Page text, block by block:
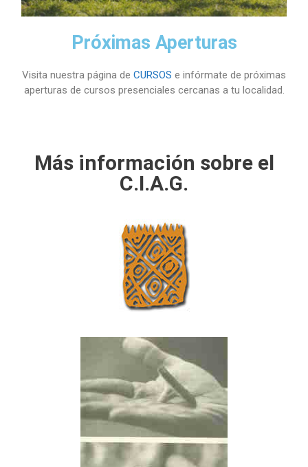
Próximas Aperturas
Visita nuestra página de CURSOS e infórmate de próximas
aperturas de cursos presenciales cercanas a tu localidad.
Más información sobre el
C.I.A.G.